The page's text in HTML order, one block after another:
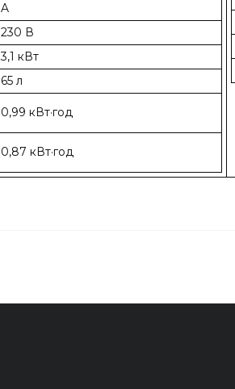
A
230 В
3,1 кВт
65 л
0,99 кВт·год
0,87 кВт·год